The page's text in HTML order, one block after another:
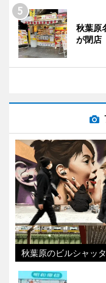
秋葉原
が閉店
秋葉原のビルシャッ